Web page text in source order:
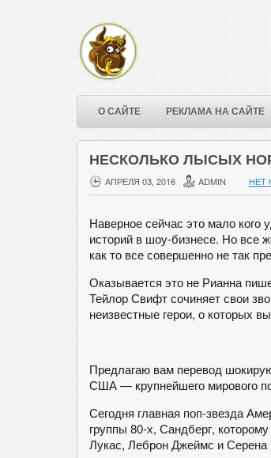
О САЙТЕ РЕКЛАМА НА САЙТЕ
НЕСКОЛЬКО ЛЫСЫХ
АПРЕЛЯ 03, 2016 ADMIN НЕТ
Наверное сейчас это мало
историй в шоу-бизнесе. Но все
как то все совершенно не так
Оказывается это не Рианна
Тейлор Свифт сочиняет свои
неизвестные герои, о которых
Предлагаю вам перевод
США — крупнейшего мирового
Сегодня главная поп-звезда
группы 80-х, Сандберг,
Лукас, Леброн Джеймс и Серена